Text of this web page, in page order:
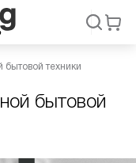
бытовой техники
бытовой